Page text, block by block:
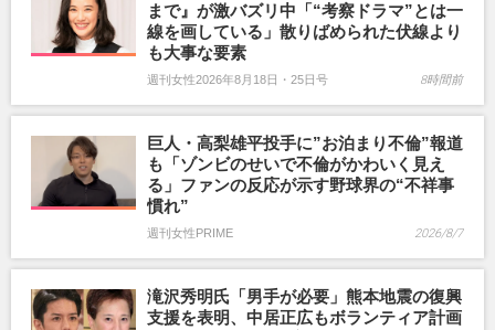
まで』が激バズリ中「“考察ドラマ”とは一
線を画している」散りばめられた伏線より
も大事な要素
週刊女性2026年8月18日・25日号 8時間前
巨人・高梨雄平投手に”お泊まり不倫”報道
も「ゾンビのせいで不倫がかわいく見え
る」ファンの反応が示す野球界の“不祥事
慣れ”
週刊女性PRIME 2026/8/7
滝沢秀明氏「男手が必要」熊本地震の復興
支援を表明、中居正広もボランティア計画